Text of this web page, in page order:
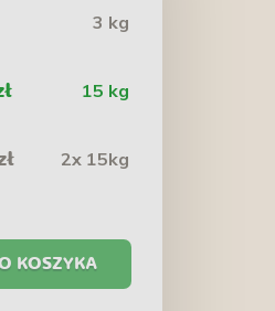
3 kg
15 kg
2x 15kg
KOSZYKA